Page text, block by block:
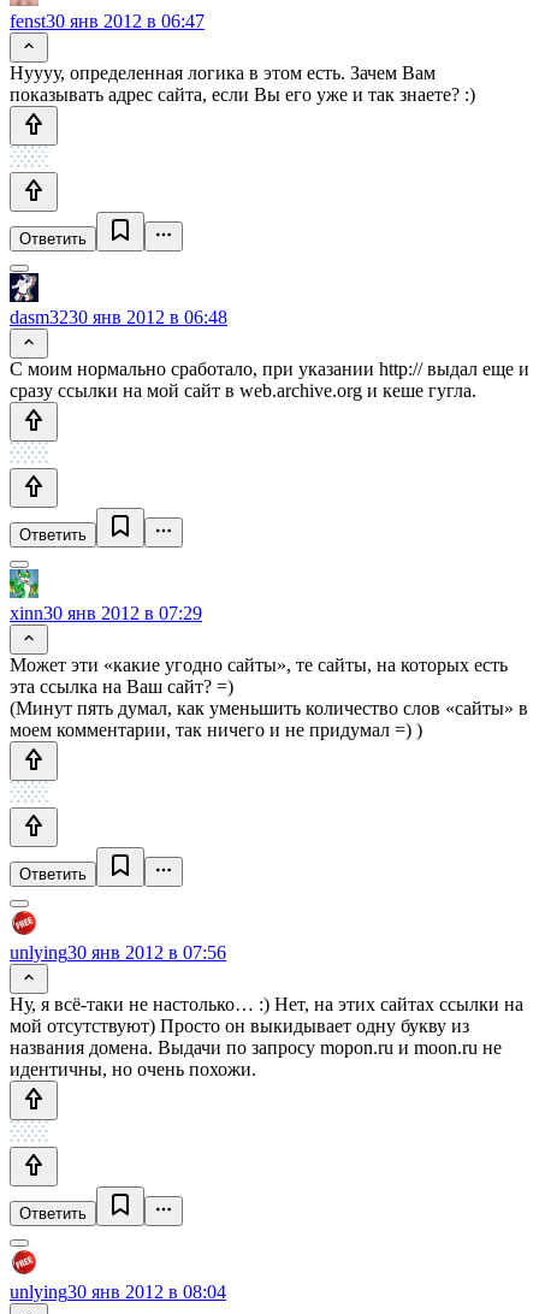
fenst30 янв 2012 в 06:47
Нуууу, определенная логика в этом есть. Зачем Вам
показывать адрес сайта, если Вы его уже и так знаете? :)
Ответить
dasm3230 янв 2012 в 06:48
С моим нормально сработало, при указании http:// выдал еще и
сразу ссылки на мой сайт в web.archive.org и кеше гугла.
Ответить
xinn30 янв 2012 в 07:29
Может эти «какие угодно сайты», те сайты, на которых есть
эта ссылка на Ваш сайт? =)
(Минут пять думал, как уменьшить количество слов «сайты» в
моем комментарии, так ничего и не придумал =) )
Ответить
unlying30 янв 2012 в 07:56
Ну, я всё-таки не настолько… :) Нет, на этих сайтах ссылки на
мой отсутствуют) Просто он выкидывает одну букву из
названия домена. Выдачи по запросу mopon.ru и moon.ru не
идентичны, но очень похожи.
Ответить
unlying30 янв 2012 в 08:04